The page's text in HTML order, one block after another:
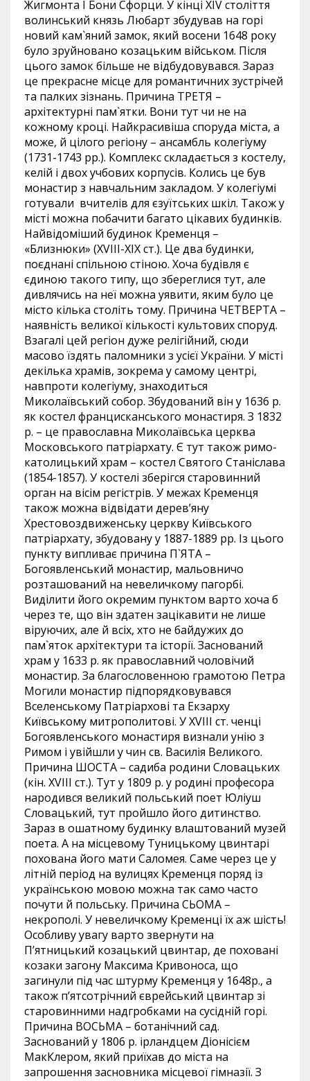
Жигмонта І Бони Сфорци. У кінці XIV століття
волинський князь Любарт збудував на горі
новий кам`яний замок, який восени 1648 року
було зруйновано козацьким військом. Після
цього замок більше не відбудовувався. Зараз
це прекрасне місце для романтичних зустрічей
та палких зізнань. Причина ТРЕТЯ –
архітектурні пам`ятки. Вони тут чи не на
кожному кроці. Найкрасивіша споруда міста, а
може, й цілого регіону – ансамбль колегіуму
(1731-1743 рр.). Комплекс складається з костелу,
келій і двох учбових корпусів. Колись це був
монастир з навчальним закладом. У колегіумі
готували вчителів для єзуїтських шкіл. Також у
місті можна побачити багато цікавих будинків.
Найвідоміший будинок Кременця –
«Близнюки» (XVIII-XIХ ст.). Це два будинки,
поєднані спільною стіною. Хоча будівля є
єдиною такого типу, що збереглися тут, але
дивлячись на неї можна уявити, яким було це
місто кілька століть тому. Причина ЧЕТВЕРТА –
наявність великої кількості культових споруд.
Взагалі цей регіон дуже релігійний, сюди
масово їздять паломники з усієї України. У місті
декілька храмів, зокрема у самому центрі,
навпроти колегіуму, знаходиться
Миколаївський собор. Збудований він у 1636 р.
як костел францисканського монастиря. З 1832
р. – це православна Миколаївська церква
Московського патріархату. Є тут також римо-
католицький храм – костел Святого Станіслава
(1854-1857). У костелі зберігся старовинний
орган на вісім регістрів. У межах Кременця
також можна відвідати дерев’яну
Хрестовоздвиженську церкву Київського
патріархату, збудовану у 1887-1889 рр. Із цього
пункту випливає причина П`ЯТА –
Богоявленський монастир, мальовничо
розташований на невеличкому пагорбі.
Виділити його окремим пунктом варто хоча б
через те, що він здатен зацікавити не лише
віруючих, але й всіх, хто не байдужих до
пам`яток архітектури та історії. Заснований
храм у 1633 р. як православний чоловічий
монастир. За благословенною грамотою Петра
Могили монастир підпорядковувався
Вселенському Патріархові та Екзарху
Київському митрополитові. У XVIII ст. ченці
Богоявленського монастиря визнали унію з
Римом і увійшли у чин св. Василія Великого.
Причина ШОСТА – садиба родини Словацьких
(кін. XVIII ст.). Тут у 1809 р. у родині професора
народився великий польський поет Юліуш
Словацький, тут пройшло його дитинство.
Зараз в ошатному будинку влаштований музей
поета. А на місцевому Туницькому цвинтарі
похована його мати Саломея. Саме через це у
літній період на вулицях Кременця поряд із
українською мовою можна так само часто
почути й польську. Причина СЬОМА –
некрополі. У невеличкому Кременці їх аж шість!
Особливу увагу варто звернути на
П’ятницький козацький цвинтар, де поховані
козаки загону Максима Кривоноса, що
загинули під час штурму Кременця у 1648р., а
також п’ятсотрічний єврейський цвинтар зі
старовинними надгробками на сусідній горі.
Причина ВОСЬМА – ботанічний сад.
Заснований у 1806 р. ірландцем Діонісієм
МакКлером, який приїхав до міста на
запрошення засновника місцевої гімназії. З